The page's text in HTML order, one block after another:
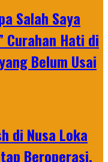
Salah Saya
Curahan Hati di
Belum Usai
di Nusa Loka
Beroperasi,